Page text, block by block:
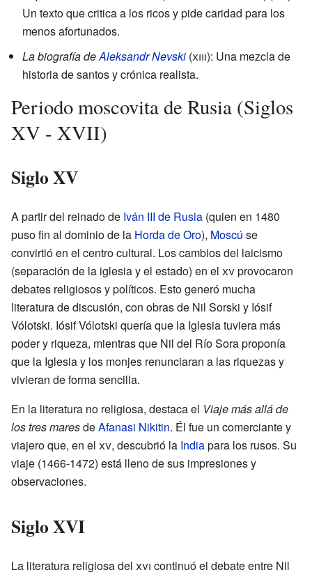
Un texto que critica a los ricos y pide caridad para los
menos afortunados.
La biografía deAleksandr Nevski (xiii): Una mezcla de
historia de santos y crónica realista.
Periodo moscovita de Rusia (Siglos
XV - XVII)
Siglo XV
A partir del reinado de Iván III de Rusia (quien en 1480
puso fin al dominio de la Horda de Oro), Moscú se
convirtió en el centro cultural. Los cambios del laicismo
(separación de la iglesia y el estado) en el xvprovocaron
debates religiosos y políticos. Esto generó mucha
literatura de discusión, con obras de Nil Sorski y Iósif
Vólotski. Iósif Vólotski quería que la Iglesia tuviera más
poder y riqueza, mientras que Nil del Río Sora proponía
que la Iglesia y los monjes renunciaran a las riquezas y
vivieran de forma sencilla.
En la literatura no religiosa, destaca el Viaje más allá de
los tres maresdeAfanasi Nikitin. Él fue un comerciante y
viajero que, en el xv, descubrió la Indiapara los rusos. Su
viaje (1466-1472) está lleno de sus impresiones y
observaciones.
Siglo XVI
La literatura religiosa del xvi continuó el debate entre Nil